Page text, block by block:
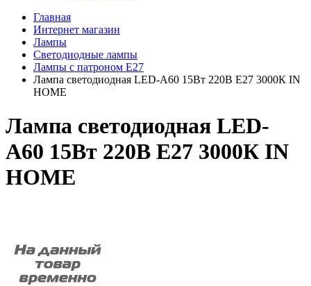
Главная
Интернет магазин
Лампы
Светодиодные лампы
Лампы с патроном E27
Лампа светодиодная LED-A60 15Вт 220В Е27 3000К IN
HOME
Лампа светодиодная LED-
A60 15Вт 220В Е27 3000К IN
HOME